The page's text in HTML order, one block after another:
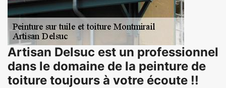
Artisan Delsuc est un professionnel
dans le domaine de la peinture de
toiture toujours à votre écoute !!